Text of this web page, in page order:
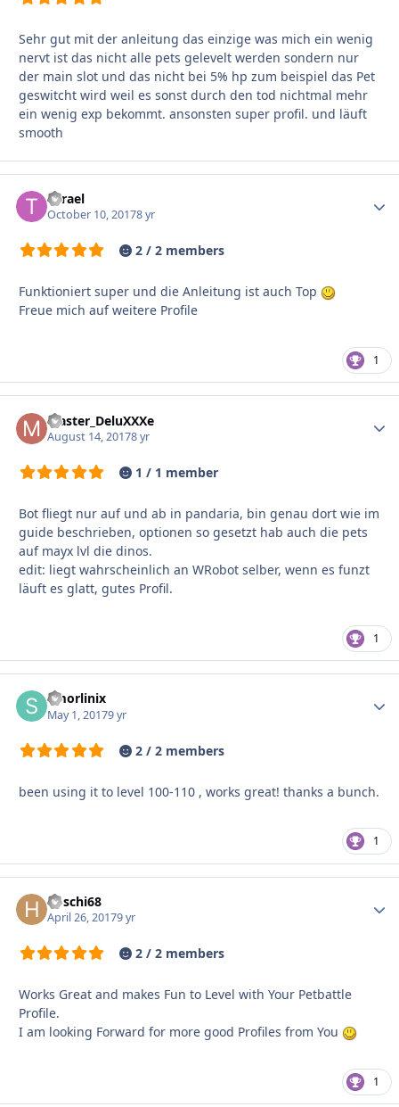
Sehr gut mit der anleitung das einzige was mich ein wenig
nervt ist das nicht alle pets gelevelt werden sondern nur
der main slot und das nicht bei 5% hp zum beispiel das Pet
geswitcht wird weil es sonst durch den tod nichtmal mehr
ein wenig exp bekommt. ansonsten super profil. und läuft
smooth
Tyrael
October 10, 20178 yr
2 / 2 members
Funktioniert super und die Anleitung ist auch Top
Freue mich auf weitere Profile
1
Master_DeluXXXe
August 14, 20178 yr
1 / 1 member
Bot fliegt nur auf und ab in pandaria, bin genau dort wie im
guide beschrieben, optionen so gesetzt hab auch die pets
auf mayx lvl die dinos.
edit: liegt wahrscheinlich an WRobot selber, wenn es funzt
läuft es glatt, gutes Profil.
1
Smorlinix
May 1, 20179 yr
2 / 2 members
been using it to level 100-110 , works great! thanks a bunch.
1
hoschi68
April 26, 20179 yr
2 / 2 members
Works Great and makes Fun to Level with Your Petbattle
Profile.
I am looking Forward for more good Profiles from You
1